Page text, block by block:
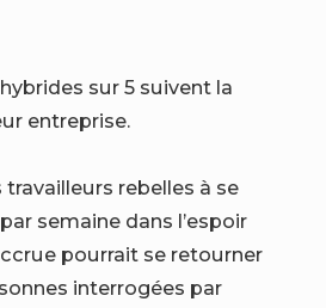
sur 5 suivent la
entreprise.
rebelles à se
semaine dans l’espoir
pourrait se retourner
interrogées par